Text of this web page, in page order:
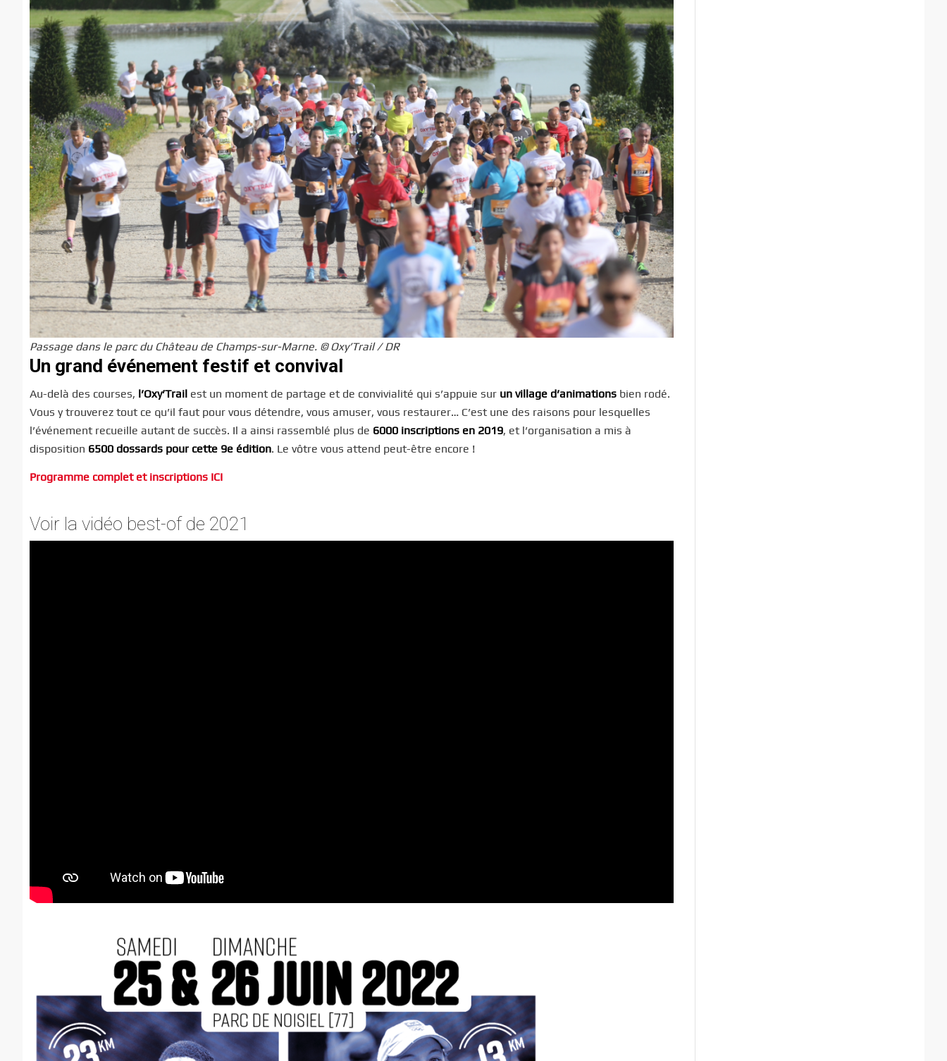
Passage dans le parc du Château de Champs-sur-Marne. © Oxy’Trail / DR
Un grand événement festif et convival
Au-delà des courses, l’Oxy’Trail est un moment de partage et de convivialité qui s’appuie sur un village d’animations bien rodé.
Vous y trouverez tout ce qu’il faut pour vous détendre, vous amuser, vous restaurer… C’est une des raisons pour lesquelles
l’événement recueille autant de succès. Il a ainsi rassemblé plus de 6000 inscriptions en 2019, et l’organisation a mis à
disposition 6500 dossards pour cette 9e édition. Le vôtre vous attend peut-être encore !
Programme complet et inscriptions ICI
Voir la vidéo best-of de 2021